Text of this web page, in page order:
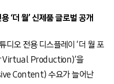
‘더 월’ 신제품 글로벌 공개
디오 전용 디스플레이 ‘더 월 포
Virtual Production)’을
Content) 수요가 늘어난